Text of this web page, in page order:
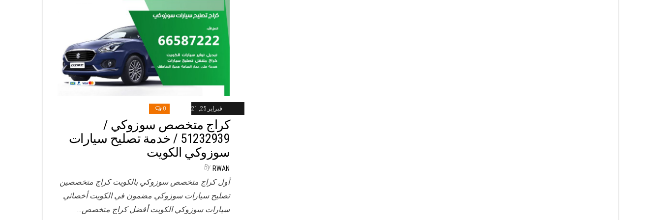
فبراير 25, 2021 0
كراج متخصص سوزوكي /
51232939‬ / خدمة تصليح سيارات
سوزوكي الكويت
By RWAN
أول كراج متخصص سوزوكي بالكويت كراج متخصصين
تصليح سيارات سوزوكي مضمون في الكويت أخصائي
سيارات سوزوكي الكويت أفضل كراج متخصص…